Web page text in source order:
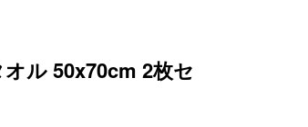
ル 50x70cm 2枚セ